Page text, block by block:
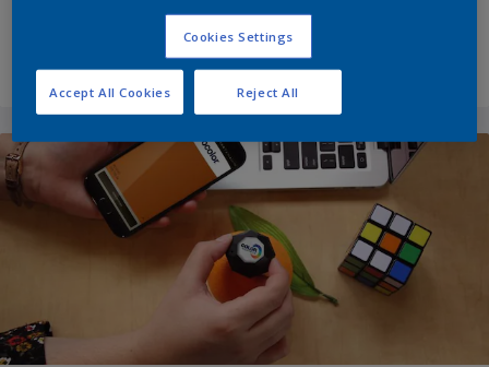
Más información
Cookies Settings
Reject All
Accept All Cookies